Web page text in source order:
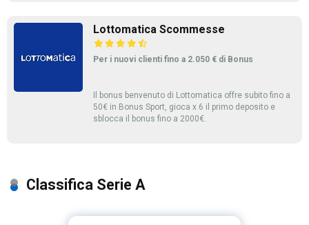
Lottomatica Scommesse
Per i nuovi clienti fino a 2.050 € di Bonus
Il bonus benvenuto di Lottomatica offre subito fino a
50€ in Bonus Sport, gioca x 6 il primo deposito e
sblocca il bonus fino a 2000€.
Classifica Serie A